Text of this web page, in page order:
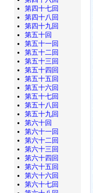
第四十七回
第四十八回
第四十九回
第五十回
第五十一回
第五十二回
第五十三回
第五十四回
第五十五回
第五十六回
第五十七回
第五十八回
第五十九回
第六十回
第六十一回
第六十二回
第六十三回
第六十四回
第六十五回
第六十六回
第六十七回